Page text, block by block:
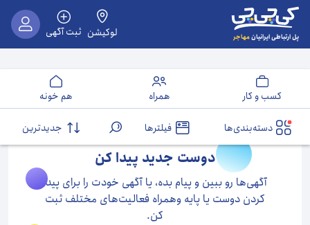
پل ارتباطی ایرانیانمهاجر لوکیشن ثبت آگهی
کسب و کار همراه هم خونه
دسته‌بندی‌ها فیلترها جدیدترین
دوست جدید پیدا کن
آگهی‌ها رو ببین و پیام بده، یا آگهی خودت را برای پیدا
کردن دوست یا پایه وهمراه فعالیت‌های مختلف ثبت
کن.